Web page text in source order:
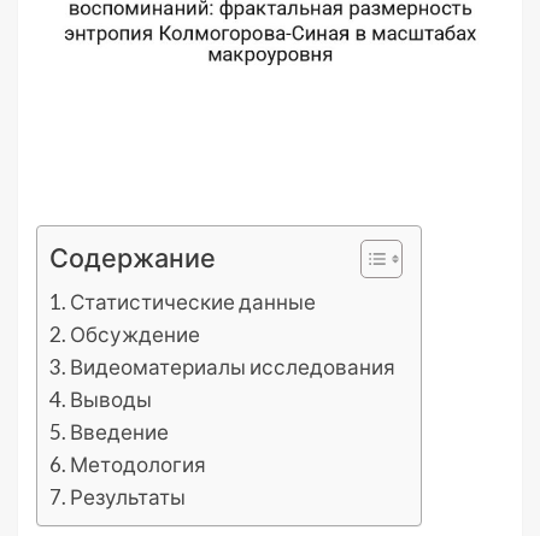
Содержание
Статистические данные
Обсуждение
Видеоматериалы исследования
Выводы
Введение
Методология
Результаты